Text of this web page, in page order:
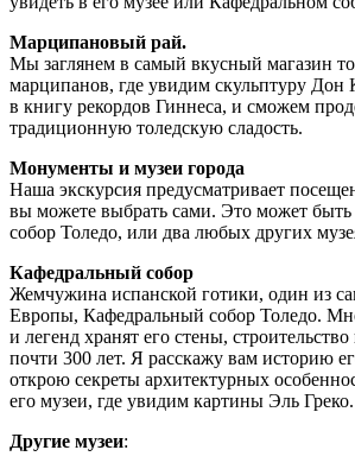
Марципановый рай.
Мы заглянем в самый вкусный магазин
марципанов, где увидим скульптуру Дон
в книгу рекордов Гиннеса, и сможем
традиционную толедскую сладость.
Монументы и музеи города
Наша экскурсия предусматривает
вы можете выбрать сами. Это может
собор Толедо, или два любых других
Кафедральный собор
Жемчужина испанской готики, один из
Европы, Кафедральный собор Толедо.
и легенд хранят его стены,
почти 300 лет. Я расскажу вам историю
открою секреты архитектурных
его музеи, где увидим картины Эль Греко.
Другие музеи: